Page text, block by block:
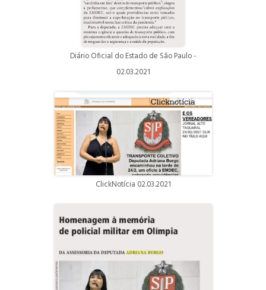
Diário Oficial do Estado de São Paulo -
02.03.2021
ClickNotícia 02.03.2021